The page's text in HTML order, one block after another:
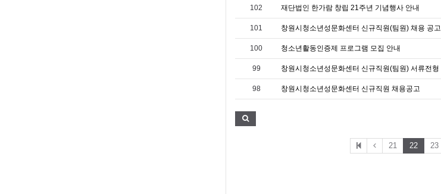
102 재단법인 한가람 창립 21주년 기념행사 안내
101 창원시청소년성문화센터 신규직원(팀원) 채용 공고
100 청소년활동인증제 프로그램 모집 안내
99
98 창원시청소년성문화센터 신규직원 채용공고
21 22 23